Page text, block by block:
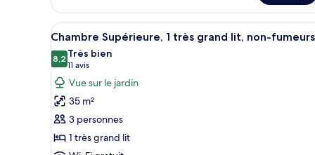
de
chambre
Chambre
Afficher
toutes
les
photos
pour
ce
type
de
Une chambre d’hôtel dotée
6
Chambre Supérieure, 1 très grand lit, non-fumeurs
8,28,2 sur 10
Très bien
11 avis
(11 avis)
Vue sur le jardin
35 m²
3 personnes
1 très grand lit